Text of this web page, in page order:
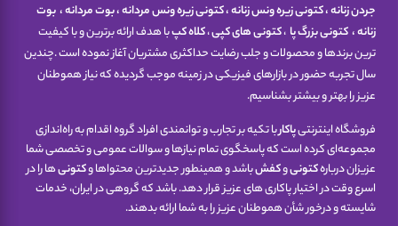
جردن زنانه،کتونی زیره ونس زنانه،کتونی زیره ونس مردانه،بوت مردانه،بوت
زنانه، کتونیبزرگ پا ،کتونی های کپی،کلاه کپبا هدف ارائه برترین و با کیفیت
ترین برندها و محصولات و جلب رضایت حداکثری مشتریان آغاز نموده است .چندین
سال تجربه حضور در بازارهای فیزیکی در زمینه موجب گردیده که نیاز هموطنان
عزیز را بهتر و بیشتر بشناسیم.
فروشگاه اینترنتیپاکاربا تکیه بر تجارب و توانمندی افراد گروه اقدام به راه‌اندازی
مجموعه‌ای کرده است که پاسخگوی تمام نیازها و سوالات عمومی و تخصصی شما
عزیزان دربارهکتونیوکفشباشد و همینطور جدیدترین محتواها وکتونیها را در
اسرع وقت در اختیار پاکاری های عزیز قرار دهد. باشد که گروهی در ایران، خدمات
شایسته و درخور شأن هموطنان عزیز را به شما ارائه بدهند.